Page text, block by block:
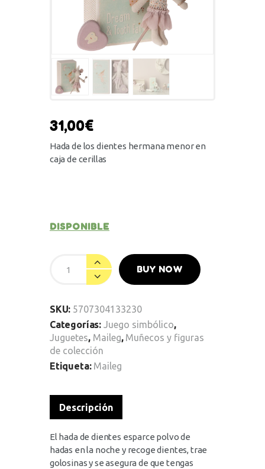
31,00€
Hada de los dientes hermana menor en
caja de cerillas
DISPONIBLE
BUY NOW
SKU: 5707304133230
Categorías: Juego simbólico,
Juguetes, Maileg, Muñecos y figuras
de colección
Etiqueta: Maileg
Descripción
El hada de dientes esparce polvo de
hadas en la noche y recoge dientes, trae
golosinas y se asegura de que tengas